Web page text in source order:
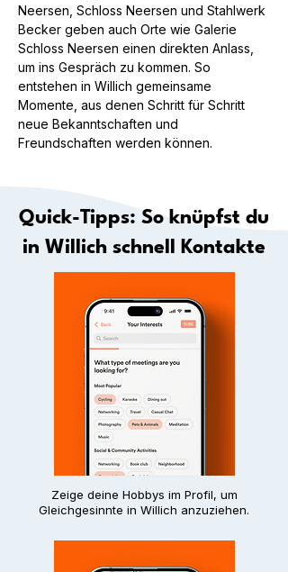
Neersen, Schloss Neersen und Stahlwerk
Becker geben auch Orte wie Galerie
Schloss Neersen einen direkten Anlass,
um ins Gespräch zu kommen. So
entstehen in Willich gemeinsame
Momente, aus denen Schritt für Schritt
neue Bekanntschaften und
Freundschaften werden können.
Quick-Tipps: So knüpfst du
in Willich schnell Kontakte
Zeige deine Hobbys im Profil, um
Gleichgesinnte in Willich anzuziehen.